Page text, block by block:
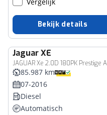
Bekijk details
JaguarXE
85.987 km
07-2016
Diesel
Automatisch